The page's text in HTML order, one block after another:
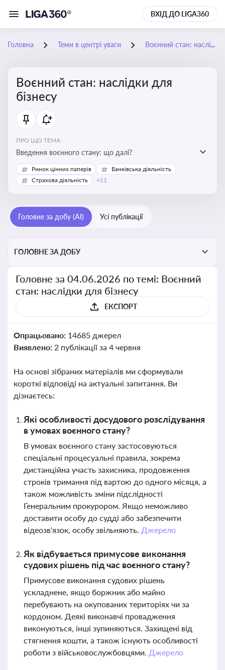
ВХІД ДО LIGA360
Головна Теми в центрі уваги Воєнний стан: наслідки для бізнесу
Воєнний стан: наслідки для
бізнесу
ПРО ЩО ТЕМА:
Введення воєнного стану: що далі?
Ринок цінних паперів
Банківська діяльність
Страхова діяльність
+11
Головне за добу (AI) Усі публікації
ГОЛОВНЕ ЗА ДОБУ
Головне за 04.06.2026 по темі: Воєнний
стан: наслідки для бізнесу
ЕКСПОРТ
Опрацьовано: 14685 джерел
Виявлено: 2 публікації за 4 червня
На основі зібраних матеріалів ми сформували
короткі відповіді на актуальні запитання. Ви
дізнаєтесь:
Які особливості досудового розслідування
в умовах воєнного стану?
В умовах воєнного стану застосовуються
спеціальні процесуальні правила, зокрема
дистанційна участь захисника, продовження
строків тримання під вартою до одного місяця, а
також можливість зміни підслідності
Генеральним прокурором. Якщо неможливо
доставити особу до судді або забезпечити
відеозв'язок, особу звільняють. Джерело
Як відбувається примусове виконання
судових рішень під час воєнного стану?
Примусове виконання судових рішень
ускладнене, якщо боржник або майно
перебувають на окупованих територіях чи за
кордоном. Деякі виконавчі провадження
виконуються, інші зупиняються. Захищені від
стягнення кошти, а також існують особливості
роботи з військовослужбовцями. Джерело